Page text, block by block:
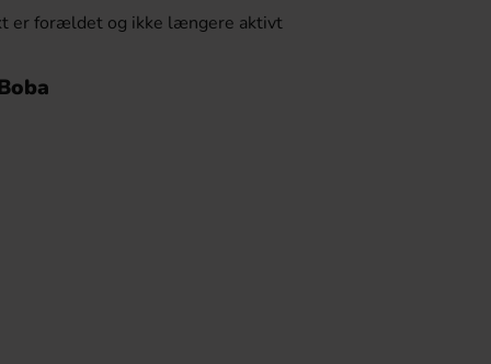
er forældet og ikke længere aktivt